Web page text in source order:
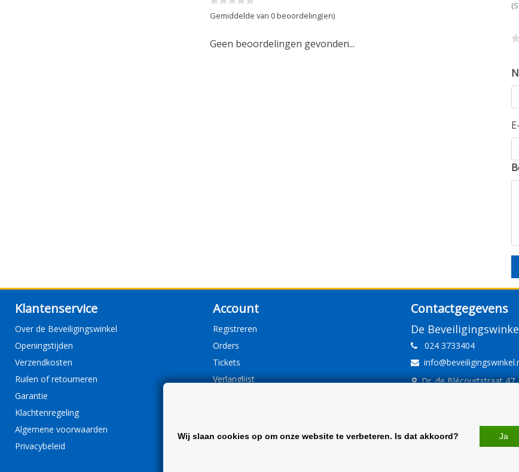
Gemiddelde van 0 beoordeling(en)
Geen beoordelingen gevonden...
Klantenservice
Over de Beveiligingswinkel
Openingstijden
Verzendkosten
Ruilen of retourneren
Garantie
Klachtenregeling
Algemene voorwaarden
Privacybeleid
Account
Registreren
Orders
Tickets
Verlanglijst
Contactgegevens
De
024 3733404
Dr. de Blécourtstraat 47
BTW: NL 81.60.68.707.B01
Wij slaan cookies op om onze website te verbeteren. Is dat akkoord? Ja